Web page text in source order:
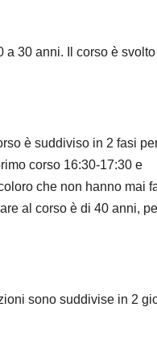
a 30 anni. Il corso è svolto
è suddiviso in 2 fasi
corso 16:30-17:30 e
che non hanno mai
al corso è di 40 anni,
sono suddivise in 2